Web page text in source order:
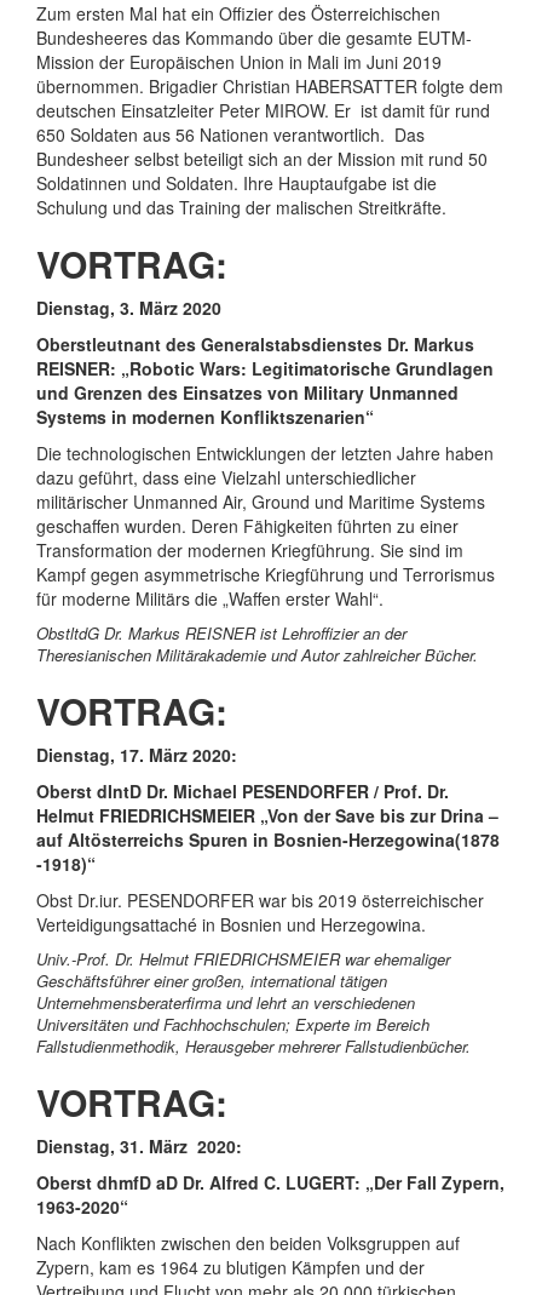
Zum ersten Mal hat ein Offizier des Österreichischen
Bundesheeres das Kommando über die gesamte EUTM-
Mission der Europäischen Union in Mali im Juni 2019
übernommen. Brigadier Christian HABERSATTER folgte dem
deutschen Einsatzleiter Peter MIROW. Er ist damit für rund
650 Soldaten aus 56 Nationen verantwortlich. Das
Bundesheer selbst beteiligt sich an der Mission mit rund 50
Soldatinnen und Soldaten. Ihre Hauptaufgabe ist die
Schulung und das Training der malischen Streitkräfte.
VORTRAG:
Dienstag, 3. März 2020
Oberstleutnant des Generalstabsdienstes Dr. Markus
REISNER: „Robotic Wars: Legitimatorische Grundlagen
und Grenzen des Einsatzes von Military Unmanned
Systems in modernen Konfliktszenarien“
Die technologischen Entwicklungen der letzten Jahre haben
dazu geführt, dass eine Vielzahl unterschiedlicher
militärischer Unmanned Air, Ground und Maritime Systems
geschaffen wurden. Deren Fähigkeiten führten zu einer
Transformation der modernen Kriegführung. Sie sind im
Kampf gegen asymmetrische Kriegführung und Terrorismus
für moderne Militärs die „Waffen erster Wahl“.
ObstltdG Dr. Markus REISNER ist Lehroffizier an der
Theresianischen Militärakademie und Autor zahlreicher Bücher.
VORTRAG:
Dienstag, 17. März 2020:
Oberst dIntD Dr. Michael PESENDORFER / Prof. Dr.
Helmut FRIEDRICHSMEIER „Von der Save bis zur Drina –
auf Altösterreichs Spuren in Bosnien-Herzegowina(1878
-1918)“
Obst Dr.iur. PESENDORFER war bis 2019 österreichischer
Verteidigungsattaché in Bosnien und Herzegowina.
Univ.-Prof. Dr. Helmut FRIEDRICHSMEIER war ehemaliger
Geschäftsführer einer großen, international tätigen
Unternehmensberaterfirma und lehrt an verschiedenen
Universitäten und Fachhochschulen; Experte im Bereich
Fallstudienmethodik, Herausgeber mehrerer Fallstudienbücher.
VORTRAG:
Dienstag, 31. März 2020:
Oberst dhmfD aD Dr. Alfred C. LUGERT: „Der Fall Zypern,
1963-2020“
Nach Konflikten zwischen den beiden Volksgruppen auf
Zypern, kam es 1964 zu blutigen Kämpfen und der